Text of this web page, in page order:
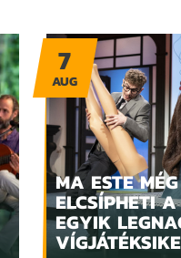
MA ESTE MÉG
ELCSÍPHETI
EGYIK
7
AUG